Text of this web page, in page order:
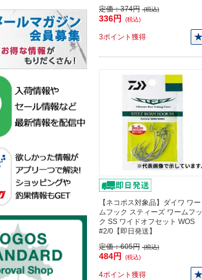
定価：374円 (税込)
336円 (税込)
3ポイント獲得
【ネコポス対象品】ダイワ ワー
ムフック スティーズ ワームフッ
ク SS ワイドオフセット WOS
#2/0【即日発送】
定価：605円 (税込)
484円 (税込)
4ポイント獲得